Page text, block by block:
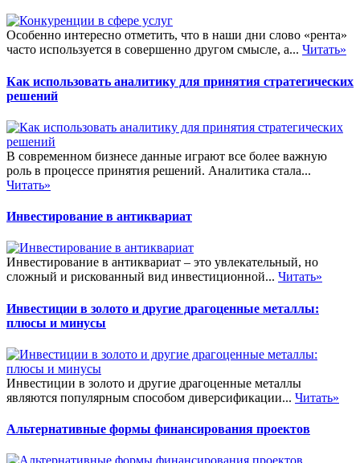
Особенно интересно отметить, что в наши дни слово «рента»
часто используется в совершенно другом смысле, а... Читать»
Как использовать аналитику для принятия стратегических
решений
В современном бизнесе данные играют все более важную
роль в процессе принятия решений. Аналитика стала...
Читать»
Инвестирование в антиквариат
Инвестирование в антиквариат – это увлекательный, но
сложный и рискованный вид инвестиционной... Читать»
Инвестиции в золото и другие драгоценные металлы:
плюсы и минусы
Инвестиции в золото и другие драгоценные металлы
являются популярным способом диверсификации... Читать»
Альтернативные формы финансирования проектов